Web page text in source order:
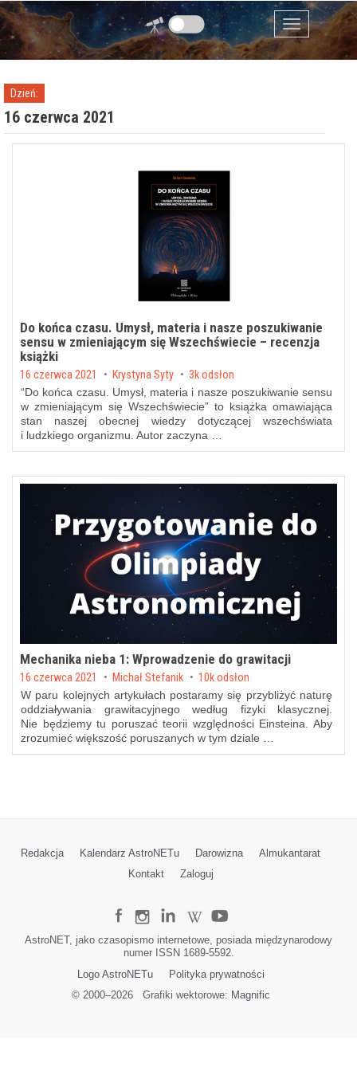
Przejdź do zawartości
Menu
Dzień:
16 czerwca 2021
Do końca czasu. Umysł, materia i nasze poszukiwanie
sensu w zmieniającym się Wszechświecie – recenzja
książki
Posted on
16 czerwca 2021 byKrystyna Syty 3k odsłon
“Do końca czasu. Umysł, materia i nasze poszukiwanie sensu
w zmieniającym się Wszechświecie” to książka omawiająca
stan naszej obecnej wiedzy dotyczącej wszechświata
i ludzkiego organizmu. Autor zaczyna …
Mechanika nieba 1: Wprowadzenie do grawitacji
Posted on
16 czerwca 2021 by Michał Stefanik 10k odsłon
W paru kolejnych artykułach postaramy się przybliżyć naturę
oddziaływania grawitacyjnego według fizyki klasycznej.
Nie będziemy tu poruszać teorii względności Einsteina. Aby
zrozumieć większość poruszanych w tym dziale …
Redakcja Kalendarz AstroNETu Darowizna
Almukantarat
Kontakt
Zaloguj
AstroNET, jako czasopismo internetowe, posiada międzynarodowy
numer ISSN 1689-5592.
Logo AstroNETu
Polityka prywatności
© 2000–2026Grafiki wektorowe: Magnific